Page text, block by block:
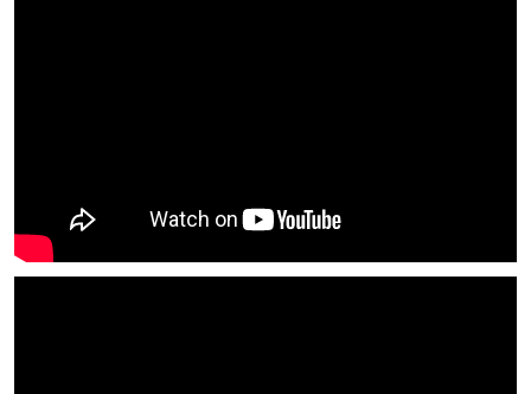
Daugiau informacijos:
www.dominoteatras.lt
Domino teatras Facebook